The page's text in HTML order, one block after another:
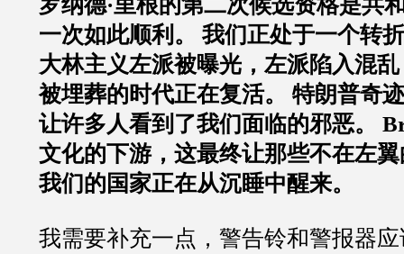
一次如此顺利。 我们正处于一个转
大林主义左派被曝光，左派陷入混
被埋葬的时代正在复活。 特朗普奇
让许多人看到了我们面临的邪恶。
文化的下游，这最终让那些不在左
我们的国家正在从沉睡中醒来。
我需要补充一点，警告铃和警报器